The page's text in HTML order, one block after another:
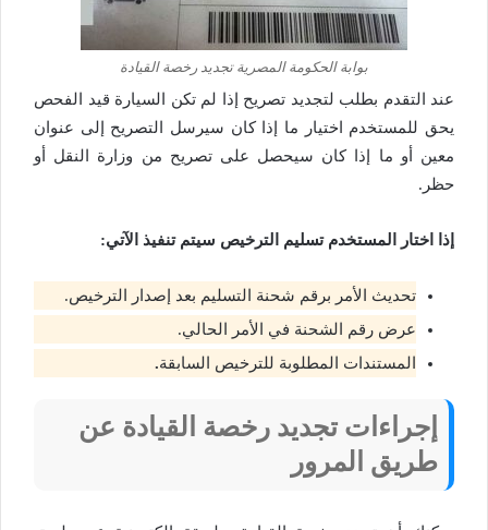
بوابة الحكومة المصرية تجديد رخصة القيادة
عند التقدم بطلب لتجديد تصريح إذا لم تكن السيارة قيد الفحص
يحق للمستخدم اختيار ما إذا كان سيرسل التصريح إلى عنوان
معين أو ما إذا كان سيحصل على تصريح من وزارة النقل أو
حظر.
إذا اختار المستخدم تسليم الترخيص سيتم تنفيذ الآتي:
تحديث الأمر برقم شحنة التسليم بعد إصدار الترخيص.
عرض رقم الشحنة في الأمر الحالي.
المستندات المطلوبة للترخيص السابقة.
إجراءات تجديد رخصة القيادة عن
طريق المرور